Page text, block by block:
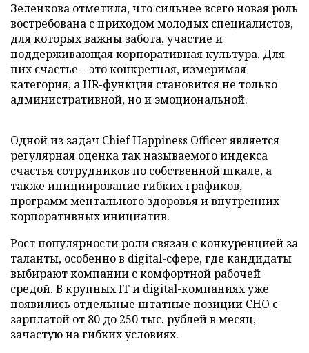
Зеленкова отметила, что сильнее всего новая роль
востребована с приходом молодых специалистов,
для которых важны забота, участие и
поддерживающая корпоративная культура. Для
них счастье – это конкретная, измеримая
категория, а HR-функция становится не только
административной, но и эмоциональной.
Одной из задач Chief Happiness Officer является
регулярная оценка так называемого индекса
счастья сотрудников по собственной шкале, а
также инициирование гибких графиков,
программ ментального здоровья и внутренних
корпоративных инициатив.
Рост популярности роли связан с конкуренцией за
таланты, особенно в digital-сфере, где кандидаты
выбирают компании с комфортной рабочей
средой. В крупных IT и digital-компаниях уже
появились отдельные штатные позиции CHO с
зарплатой от 80 до 250 тыс. рублей в месяц,
зачастую на гибких условиях.